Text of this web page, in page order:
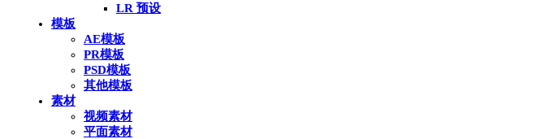
LR 预设
模板
AE模板
PR模板
PSD模板
其他模板
素材
视频素材
平面素材